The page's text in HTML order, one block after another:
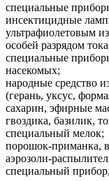
специальные
инсектицидные
ультрафиолетовым
особей разрядом
специальные
насекомых;
народные средство
(герань, уксус,
сахарин, эфирные
гвоздика, базилик,
специальный мелок;
порошок-приманка,
аэрозоли-
специальный